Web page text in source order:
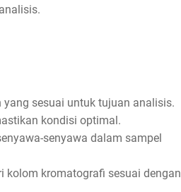
sesuai untuk tujuan analisis.
kondisi optimal.
senyawa dalam sampel
kolom kromatografi sesuai dengan